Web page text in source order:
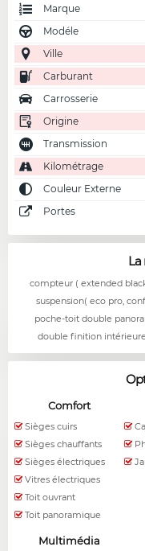
Marque
Modéle
Ville
Carburant
Carrosserie
Origine
Transmission
Kilométrage
Couleur Externe
Portes
La
compteur ( extended
suspension( eco pro,
poche-toit double
double finition
Comfort
Sièges cuirs
Sièges chauffants
Sièges électriques
Vitres électriques
Toit ouvrant
Toit panoramique
Multimédia